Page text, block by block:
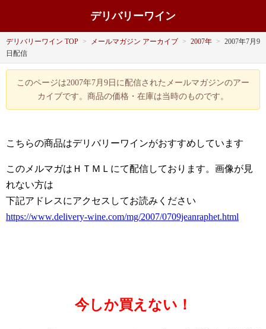
デリバリーワイン
デリバリーワイン TOP > メールマガジン アーカイブ > 2007年 > 2007年7月9
日配信
このページは2007年7月9日に配信されたメールマガジンのアー
カイブです。商品の価格・在庫は当時のものです。
こちらの商品はデリバリーワインがおすすめしています
このメルマガはＨＴＭＬにて配信しております。画像が見
れない方は
下記アドレスにアクセスしてお読みください
https://www.delivery-wine.com/mg/2007/0709jeanraphet.html
今しか買えない！